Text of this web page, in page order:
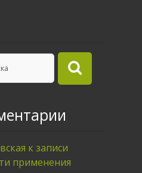
к записи
применения